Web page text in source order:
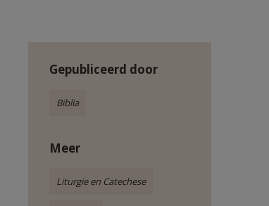
Gepubliceerd door
Biblia
Meer
Liturgie en Catechese